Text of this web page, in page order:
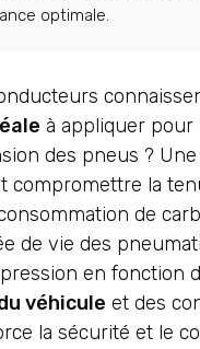
optimale.
à appliquer pour
des pneus ?
compromettre la
de
de vie des
en fonction
véhicule et des
la sécurité et le